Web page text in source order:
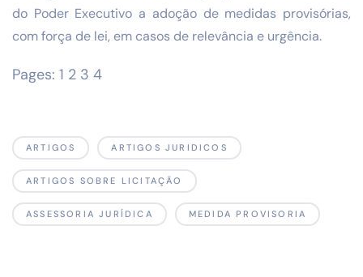
do Poder Executivo a adoção de medidas provisórias,
com força de lei, em casos de relevância e urgência.
Pages: 1 2 3 4
ARTIGOS ARTIGOS JURIDICOS
ARTIGOS SOBRE LICITAÇÃO
ASSESSORIA JURÍDICA MEDIDA PROVISORIA